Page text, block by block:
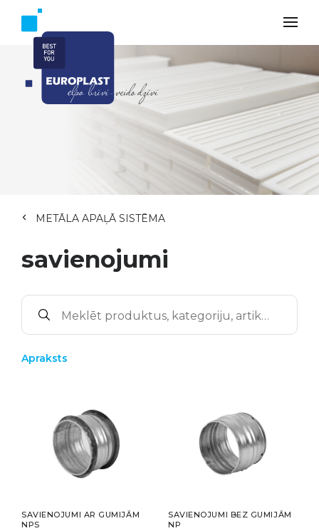
METĀLA APAĻĀ SISTĒMA
savienojumi
Apraksts
SAVIENOJUMI AR GUMIJĀM
NPS
SAVIENOJUMI BEZ GUMIJĀM
NP